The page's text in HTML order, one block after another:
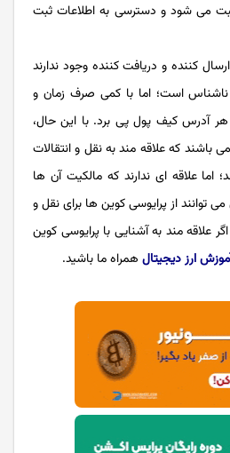
می شود و دسترسی به اطلاعات ثبت
کننده و دریافت کننده وجود ندارند
است؛ اما با کمی صرف زمان و
آدرس کیف پول پی برد. با این حال،
باشند که علاقه مند به نقل و انتقالات
اما علاقه ای ندارند که مالکیت آن ها
توانند از پرایوسی کوین ها برای نقل و
علاقه مند به آشنایی با پرایوسی کوین
ارز دیجیتال همراه ما باشید.